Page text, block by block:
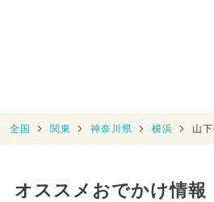
全国 関東 神奈川県 横浜 山
オススメおでかけ情報